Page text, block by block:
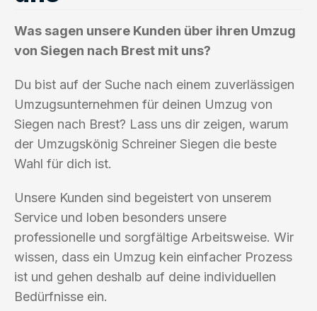
Was sagen unsere Kunden über ihren Umzug
von Siegen nach Brest mit uns?
Du bist auf der Suche nach einem zuverlässigen
Umzugsunternehmen für deinen Umzug von
Siegen nach Brest? Lass uns dir zeigen, warum
der Umzugskönig Schreiner Siegen die beste
Wahl für dich ist.
Unsere Kunden sind begeistert von unserem
Service und loben besonders unsere
professionelle und sorgfältige Arbeitsweise. Wir
wissen, dass ein Umzug kein einfacher Prozess
ist und gehen deshalb auf deine individuellen
Bedürfnisse ein.